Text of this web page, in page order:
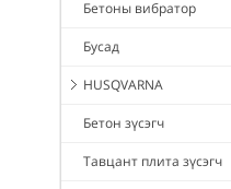
Бетоны вибратор
Бусад
HUSQVARNA
Бетон зүсэгч
Тавцант плита зүсэгч